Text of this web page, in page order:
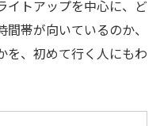
イトアップを中心に、ど
帯が向いているのか、
を、初めて行く人にもわ